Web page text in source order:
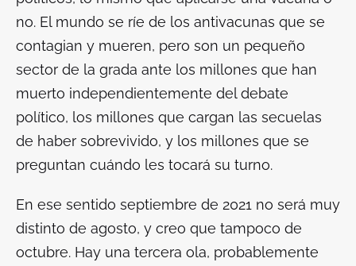
no. El mundo se ríe de los antivacunas que se
contagian y mueren, pero son un pequeño
sector de la grada ante los millones que han
muerto independientemente del debate
político, los millones que cargan las secuelas
de haber sobrevivido, y los millones que se
preguntan cuándo les tocará su turno.
En ese sentido septiembre de 2021 no será muy
distinto de agosto, y creo que tampoco de
octubre. Hay una tercera ola, probablemente